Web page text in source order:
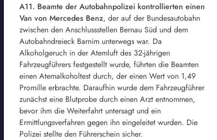
A11. Beamte der Autobahnpolizei kontrollierten einen
Van von Mercedes Benz, der auf der Bundesautobahn
zwischen den Anschlussstellen Bernau Süd und dem
Autobahndreieck Barnim unterwegs war. Da
Alkoholgeruch in der Atemluft des 32-jährigen
Fahrzeugführers festgestellt wurde, führten die Beamten
einen Atemalkoholtest durch, der einen Wert von 1,49
Promille erbrachte. Daraufhin wurde dem Fahrzeugführer
zunächst eine Blutprobe durch einen Arzt entnommen,
bevor ihm die Weiterfahrt untersagt und ein
Ermittlungsverfahren gegen ihn eingeleitet wurden. Die
Polizei stellte den Führerschein sicher.